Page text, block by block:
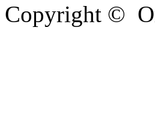
Copyright ©